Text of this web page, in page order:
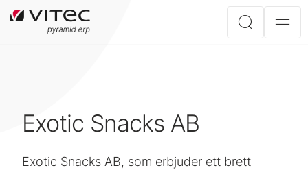
Exotic Snacks AB
Exotic Snacks AB, som erbjuder ett brett